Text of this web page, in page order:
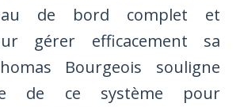
de bord complet et
gérer efficacement sa
Bourgeois souligne
de ce système pour